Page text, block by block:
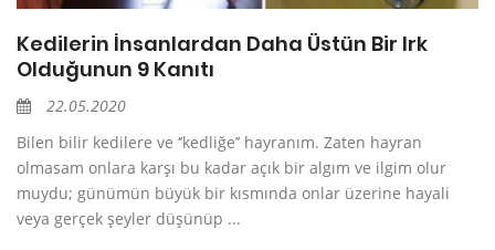
Kedilerin İnsanlardan Daha Üstün Bir Irk
Olduğunun 9 Kanıtı
22.05.2020
Bilen bilir kedilere ve ‘’kedliğe’’ hayranım. Zaten hayran
olmasam onlara karşı bu kadar açık bir algım ve ilgim olur
muydu; günümün büyük bir kısmında onlar üzerine hayali
veya gerçek şeyler düşünüp ...